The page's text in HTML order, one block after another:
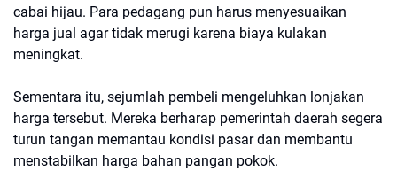
cabai hijau. Para pedagang pun harus menyesuaikan
harga jual agar tidak merugi karena biaya kulakan
meningkat.
Sementara itu, sejumlah pembeli mengeluhkan lonjakan
harga tersebut. Mereka berharap pemerintah daerah segera
turun tangan memantau kondisi pasar dan membantu
menstabilkan harga bahan pangan pokok.